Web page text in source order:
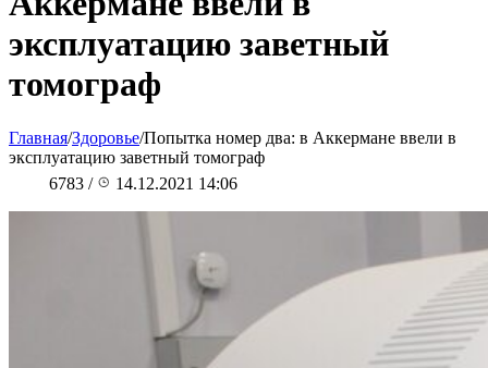
эксплуатацию заветный
томограф
Главная/Здоровье/Попытка номер два: в Аккермане ввели в
эксплуатацию заветный томограф
6783 / 14.12.2021 14:06